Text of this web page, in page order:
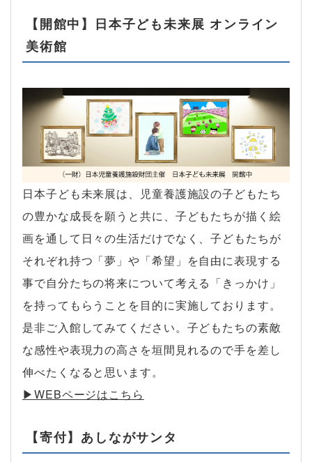
【開館中】日本子ども未来展 オンライン
美術館
日本子ども未来展は、児童養護施設の子どもたち
の豊かな成長を願うと共に、子どもたちが描く絵
画を通して日々の生活だけでなく、子どもたちが
それぞれ持つ「夢」や「希望」を自由に表現する
事で自分たちの将来について考える「きっかけ」
を持ってもらうことを目的に実施しております。
是非ご入館してみてください。子どもたちの素敵
な感性や表現力の高さを垣間見れるので手を差し
伸べたくなると思います。
▶︎WEBページはこちら
【寄付】あしながサンタ